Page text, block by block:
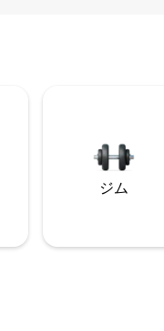
ジム